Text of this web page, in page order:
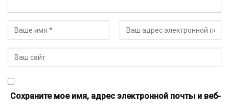
Сохраните мое имя, адрес электронной почты и веб-